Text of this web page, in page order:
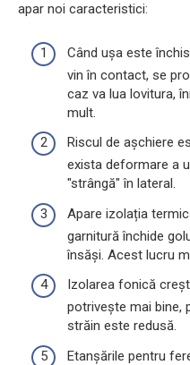
apar noi caracteristici:
Când ușa este
vin în contact, se
caz va lua lovitura,
mult.
Riscul de așchiere
exista deformare a
"strângă" în lateral.
Apare izolația
garnitură închide
însăși. Acest lucru
Izolarea fonică
potrivește mai bine,
străin este redusă.
Etanșările pentru